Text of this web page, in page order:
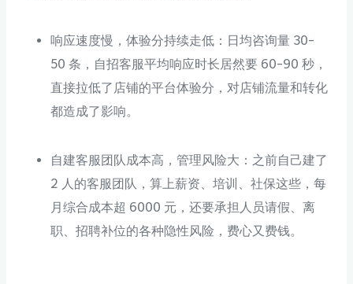
响应速度慢，体验分持续走低：日均咨询量 30-
50 条，自招客服平均响应时长居然要 60-90 秒，
直接拉低了店铺的平台体验分，对店铺流量和转化
都造成了影响。
自建客服团队成本高，管理风险大：之前自己建了
2 人的客服团队，算上薪资、培训、社保这些，每
月综合成本超 6000 元，还要承担人员请假、离
职、招聘补位的各种隐性风险，费心又费钱。